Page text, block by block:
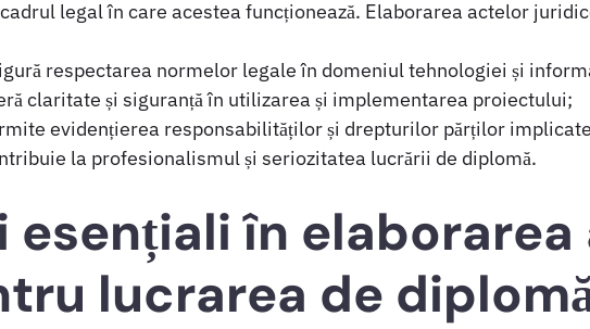
legal în care acestea funcționează. Elaborarea actelor
respectarea normelor legale în domeniul tehnologiei și
claritate și siguranță în utilizarea și implementarea proiectului;
evidențierea responsabilităților și drepturilor părților
la profesionalismul și seriozitatea lucrării de diplomă.
esențiali în
lucrarea de